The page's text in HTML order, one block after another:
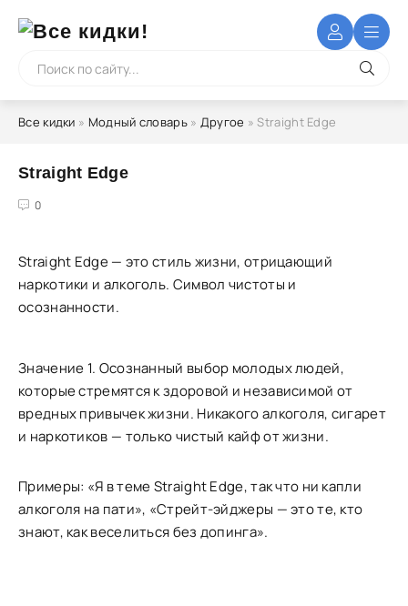
Все кидки » Модный словарь» Другое » Straight Edge
Straight Edge
0
5
Straight Edge — это стиль жизни, отрицающий
наркотики и алкоголь. Символ чистоты и
осознанности.
Значение 1. Осознанный выбор молодых людей,
которые стремятся к здоровой и независимой от
вредных привычек жизни. Никакого алкоголя, сигарет
и наркотиков — только чистый кайф от жизни.
Примеры: «Я в теме Straight Edge, так что ни капли
алкоголя на пати», «Стрейт-эйджеры — это те, кто
знают, как веселиться без допинга».